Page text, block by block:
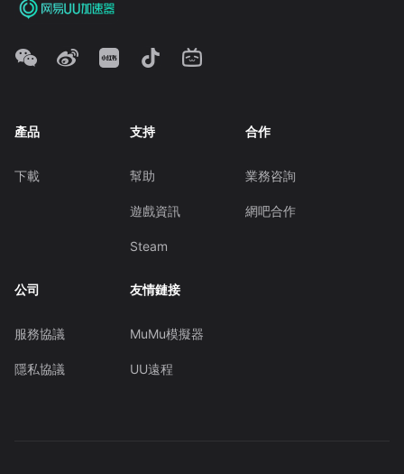
產品
下載
支持
幫助
遊戲資訊
Steam
合作
業務咨詢
網吧合作
公司
服務協議
隱私協議
友情鏈接
MuMu模擬器
UU遠程